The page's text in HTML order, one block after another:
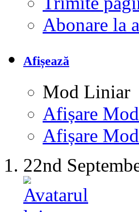
Abonare la
Afișează
Mod Liniar
Afișare
Afișare
22nd